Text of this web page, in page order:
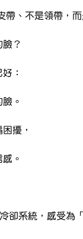
帶、不是領帶，
？
：
。
擾，
。
卻系統，感受為